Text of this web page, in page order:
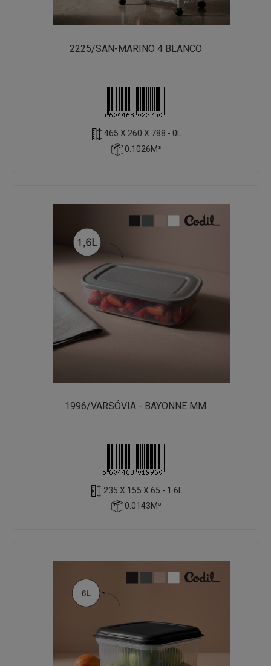
2225/SAN-MARINO 4 BLANCO
465 X 260 X 788 - 0L
0.1026M³
1996/VARSÓVIA - BAYONNE MM
235 X 155 X 65 - 1.6L
0.0143M³